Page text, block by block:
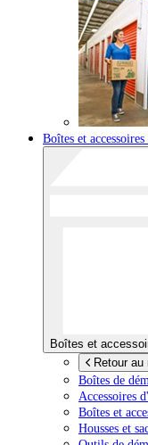
Boîtes et
Boîtes et
Retour au
Boîtes de
Accessoires
Boîtes et
Housses et